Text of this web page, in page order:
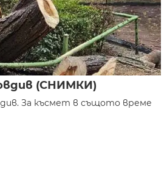
(СНИМКИ)
За късмет в същото време